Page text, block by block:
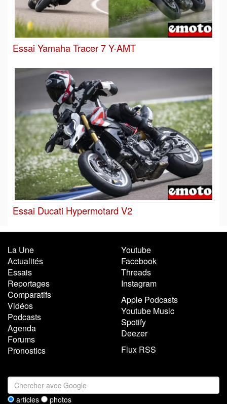
Essai Yamaha Tracer 7 Y-AMT
Essai Ducati Hypermotard V2
La Une
Actualités
Essais
Reportages
Comparatifs
Vidéos
Podcasts
Agenda
Forums
Pronostics
Youtube
Facebook
Threads
Instagram
Apple Podcasts
Youtube Music
Spotify
Deezer
Flux RSS
articles photos